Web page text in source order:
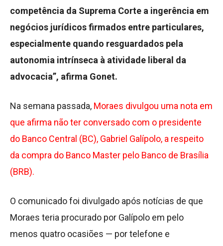
competência da Suprema Corte a ingerência em
negócios jurídicos firmados entre particulares,
especialmente quando resguardados pela
autonomia intrínseca à atividade liberal da
advocacia”, afirma Gonet.
Na semana passada, Moraes divulgou uma nota em
que afirma não ter conversado com o presidente
do Banco Central (BC), Gabriel Galípolo, a respeito
da compra do Banco Master pelo Banco de Brasília
(BRB).
O comunicado foi divulgado após notícias de que
Moraes teria procurado por Galípolo em pelo
menos quatro ocasiões — por telefone e